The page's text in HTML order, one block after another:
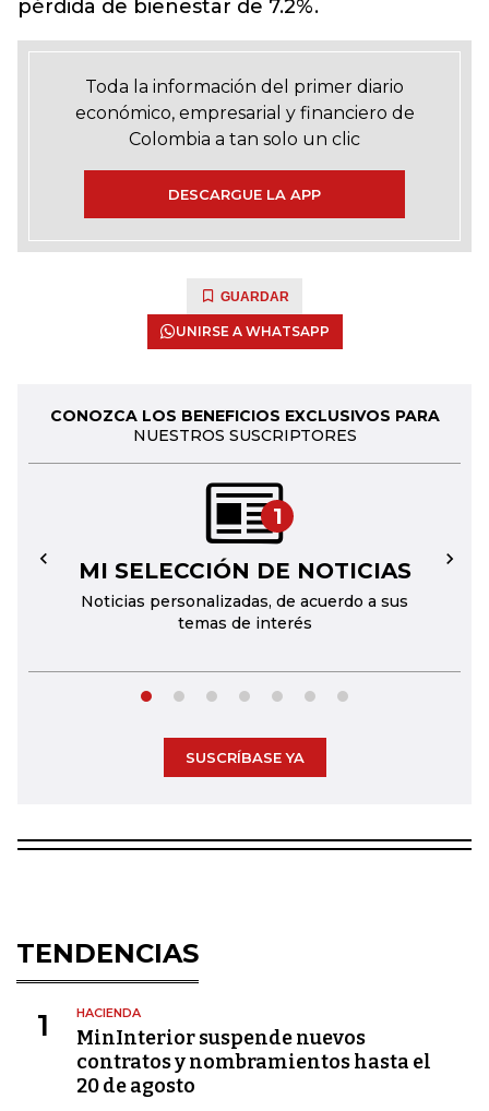
pérdida de bienestar de 7.2%.
Toda la información del primer diario
económico, empresarial y financiero de
Colombia a tan solo un clic
DESCARGUE LA APP
GUARDAR
UNIRSE A WHATSAPP
CONOZCA LOS BENEFICIOS EXCLUSIVOS PARA
NUESTROS SUSCRIPTORES
1
MI SELECCIÓN DE NOTICIAS
Noticias personalizadas, de acuerdo a sus
temas de interés
← →
SUSCRÍBASE YA
TENDENCIAS
1 HACIENDA
MinInterior suspende nuevos
contratos y nombramientos hasta el
20 de agosto